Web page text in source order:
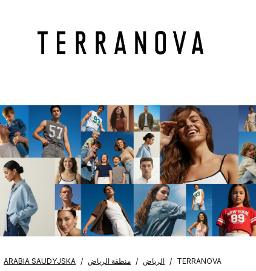
ARABIA SAUDYJSKA منطقة الرياض الرياض TERRANOVA